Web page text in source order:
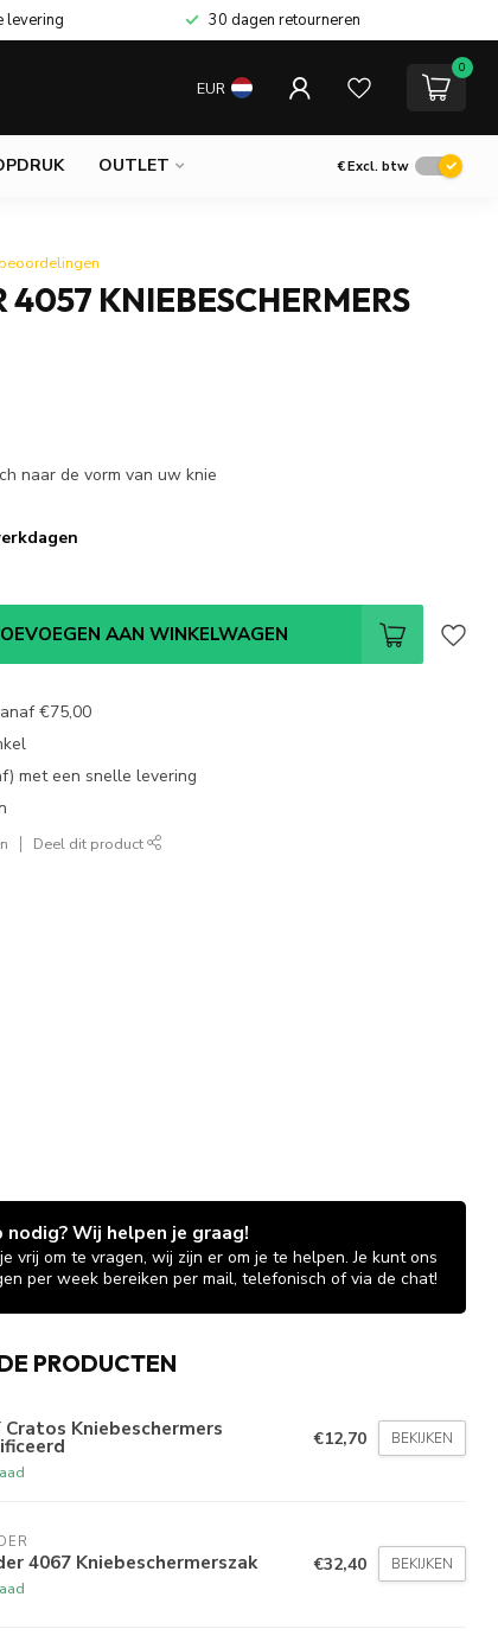
levering 30 dagen retourneren
EUR
0
OUTLET €Excl. btw
KNIEBESCHERMERS
naar de vorm van uw knie
AAN WINKELWAGEN
€75,00
met een snelle levering
Deel dit product
nodig? Wij helpen je graag!
vrij om te vragen, wij zijn er om je te helpen. Je kunt ons
per week bereiken per mail, telefonisch of via de chat!
PRODUCTEN
Cratos Kniebeschermers €12,70 BEKIJKEN
4067 Kniebeschermerszak €32,40 BEKIJKEN